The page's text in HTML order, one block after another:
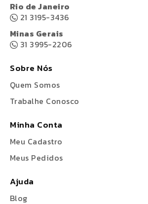
Rio de Janeiro
21 3195-3436
Minas Gerais
31 3995-2206
Sobre Nós
Quem Somos
Trabalhe Conosco
Minha Conta
Meu Cadastro
Meus Pedidos
Ajuda
Blog